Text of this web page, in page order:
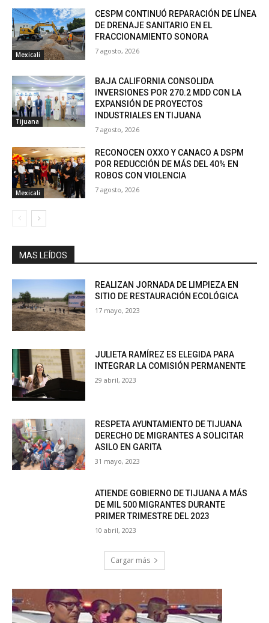
Mexicali
CESPM CONTINUÓ REPARACIÓN DE LÍNEA
DE DRENAJE SANITARIO EN EL
FRACCIONAMIENTO SONORA
7 agosto, 2026
Tijuana
BAJA CALIFORNIA CONSOLIDA
INVERSIONES POR 270.2 MDD CON LA
EXPANSIÓN DE PROYECTOS
INDUSTRIALES EN TIJUANA
7 agosto, 2026
Mexicali
RECONOCEN OXXO Y CANACO A DSPM
POR REDUCCIÓN DE MÁS DEL 40% EN
ROBOS CON VIOLENCIA
7 agosto, 2026
MAS LEÍDOS
REALIZAN JORNADA DE LIMPIEZA EN
SITIO DE RESTAURACIÓN ECOLÓGICA
17 mayo, 2023
JULIETA RAMÍREZ ES ELEGIDA PARA
INTEGRAR LA COMISIÓN PERMANENTE
29 abril, 2023
RESPETA AYUNTAMIENTO DE TIJUANA
DERECHO DE MIGRANTES A SOLICITAR
ASILO EN GARITA
31 mayo, 2023
ATIENDE GOBIERNO DE TIJUANA A MÁS
DE MIL 500 MIGRANTES DURANTE
PRIMER TRIMESTRE DEL 2023
10 abril, 2023
Cargar más